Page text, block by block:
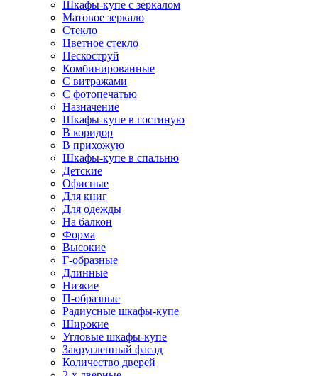
Шкафы-купе с зеркалом
Матовое зеркало
Стекло
Цветное стекло
Пескоструй
Комбинированные
С витражами
С фотопечатью
Назначение
Шкафы-купе в гостиную
В коридор
В прихожую
Шкафы-купе в спальню
Детские
Офисные
Для книг
Для одежды
На балкон
Форма
Высокие
Г-образные
Длинные
Низкие
П-образные
Радиусные шкафы-купе
Широкие
Угловые шкафы-купе
Закругленный фасад
Количество дверей